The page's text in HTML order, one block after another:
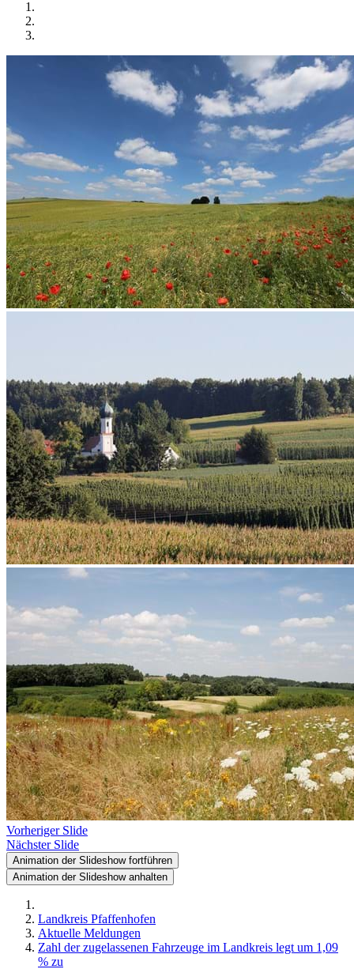
Vorheriger Slide
Nächster Slide
Animation der Slideshow fortführen
Animation der Slideshow anhalten
Landkreis Pfaffenhofen
Aktuelle Meldungen
Zahl der zugelassenen Fahrzeuge im Landkreis legt um 1,09
% zu